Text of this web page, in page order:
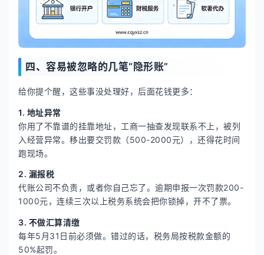
四、容易被忽略的几笔“隐形账”
给你提个醒，这些事没处理好，后面花钱更多：
1. 地址异常
你用了不靠谱的挂靠地址，工商一抽查发现联系不上，被列
入经营异常。移出要交罚款（500-2000元），还得花时间
跑现场。
2. 漏报税
代账公司不负责，或者你自己忘了。逾期申报一次罚款200-
1000元，连续三次以上税务系统会把你锁掉，开不了票。
3. 不做汇算清缴
每年5月31日前必须做。错过的话，税务局按税款金额的
50%起罚。